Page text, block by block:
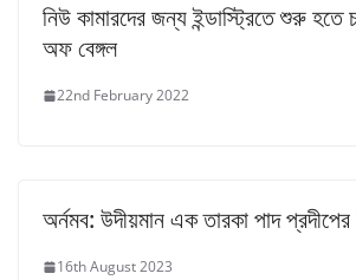
নিউ কামারদের জন্য ইন্ডাস্ট্রিতে শুরু হতে
অফ বেঙ্গল
22nd February 2022
অর্নমব: উদীয়মান এক তারকা পাদ
16th August 2023